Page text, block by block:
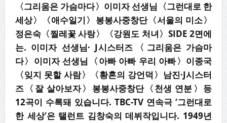
〈그리움은 가슴마다〉 이미자 선생님 〈그런대로 한
세상〉〈애수일기 〉 봉봉사중창단〈서울의 미소〉
정은숙〈찔레꽃 사랑〉〈강원도 처녀〉 SIDE 2면에
는. 이미자 선생님· J시스터즈〈 그리움은 가슴마
다〉 이미자 선생님 〈아빠 아빠 우리 아빠〉 이종국
〈잊지 못할 사람〉〈황혼의 강언덕 〉 남진·J시스터
즈〈 잘 살아보자〉 봉봉사중창단〈천생 연분 〉 등
12곡이 수록돼 있습니다. TBC-TV 연속극‘그런대로
한 세상’은 탤런트 김창숙의 데뷔작입니다. 1949년